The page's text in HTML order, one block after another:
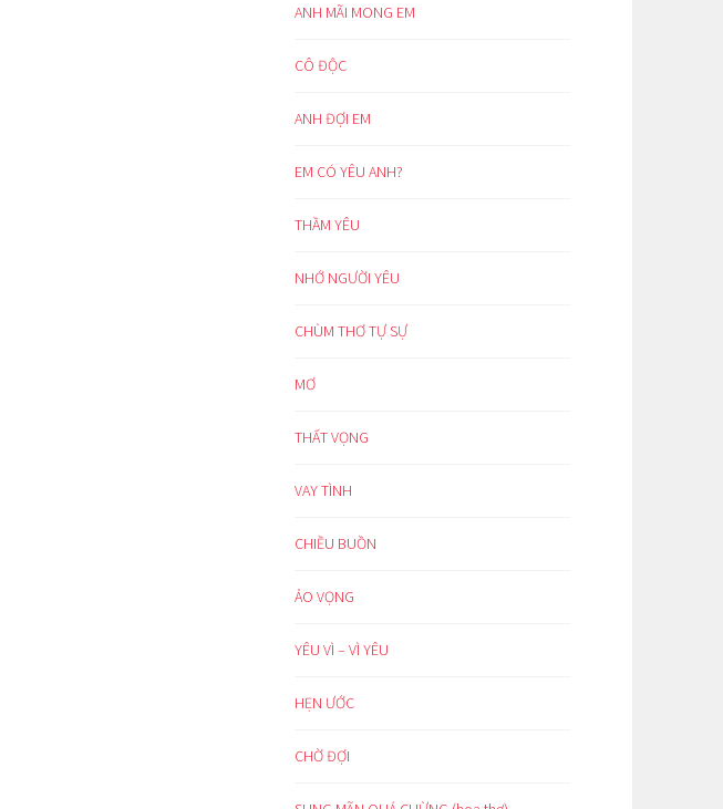
ANH MÃI MONG EM
CÔ ĐỘC
ANH ĐỢI EM
EM CÓ YÊU ANH?
THẦM YÊU
NHỚ NGƯỜI YÊU
CHÙM THƠ TỰ SỰ
MƠ
THẤT VỌNG
VAY TÌNH
CHIỀU BUỒN
ẢO VỌNG
YÊU VÌ – VÌ YÊU
HẸN ƯỚC
CHỜ ĐỢI